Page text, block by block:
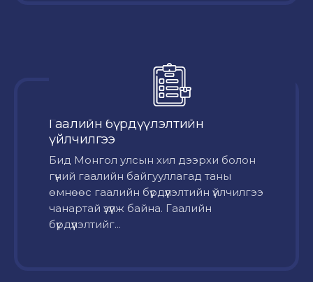
Гаалийн бүрдүүлэлтийн
үйлчилгээ
Бид Монгол улсын хил дээрхи болон
гүний гаалийн байгууллагад таны
өмнөөс гаалийн бүрдүүлэлтийн үйлчилгээ
чанартай үзүүлж байна. Гаалийн
бүрдүүлэлтийг...